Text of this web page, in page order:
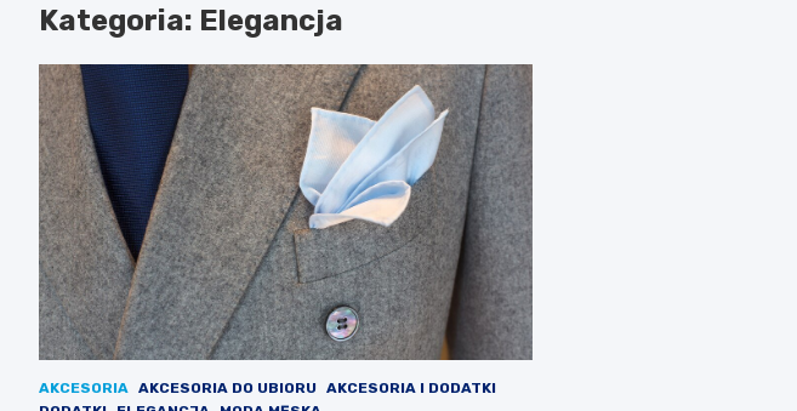
Kategoria: Elegancja
AKCESORIA AKCESORIA DO UBIORU
AKCESORIA I DODATKI